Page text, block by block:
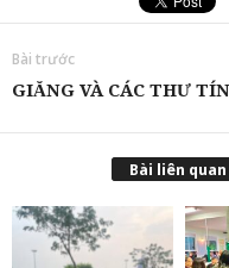
Bài trước
GIĂNG VÀ CÁC THƯ TÍN
Bài liên quan